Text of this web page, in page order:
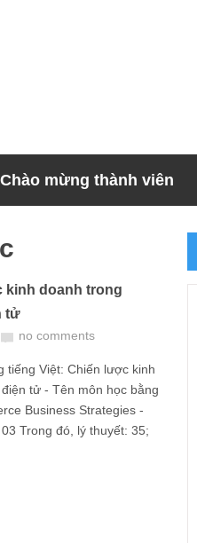
Chào mừng thành viên
kinh doanh trong
tử
no comments
tiếng Việt: Chiến lược kinh
tử - Tên môn học bằng
Business Strategies -
Trong đó, lý thuyết: 35;